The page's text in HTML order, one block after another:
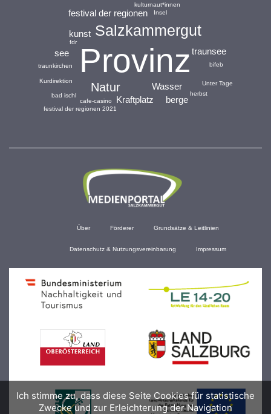
Provinz
Salzkammergut
Natur
Wasser
Kraftplatz
festival der regionen
see traunsee
berge
kunst
traunkirchen
cafe-casino
Kurdirektion
bifeb
fdr
Unter Tage
kulturnaut*innen
Insel
festival der regionen 2021
herbst
bad ischl
Über Förderer Grundsätze & Leitlinien
Datenschutz & Nutzungsvereinbarung Impressum
Ich stimme zu, dass diese Seite Cookies für statistische
Zwecke und zur Erleichterung der Navigation